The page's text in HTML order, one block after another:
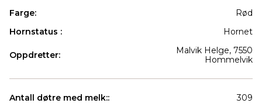
Farge:
Rød
Hornstatus :
Hornet
Oppdretter:
Malvik Helge, 7550
Hommelvik
Antall døtre med melk::
309